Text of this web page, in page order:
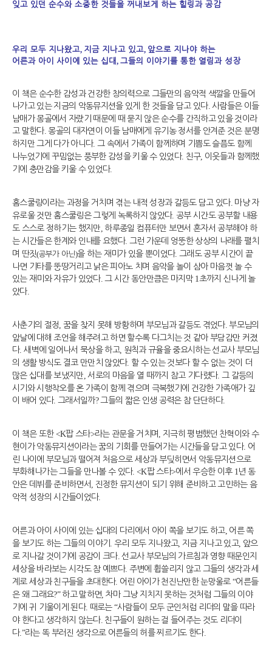
잊고 있던 순수와 소중한 것들을 꺼내보게 하는 힐링과 공감
우리 모두 지나왔고, 지금 지나고 있고, 앞으로 지나야 하는
어른과 아이 사이에 있는 십대 , 그들의 이야기를 통한 열림과 성장
이 책은 순수한 감성과 건강한 창의력으로 그들만의 음악적 색깔을 만들어
나가고 있는 지금의 악동뮤지션을 있게 한 것들을 담고 있다.사람들은 이들
남매가 몽골에서 자랐기 때문에 때 묻지 않은 순수를 간직하고 있을 것이라
고 말한다.몽골의 대자연이 이들 남매에게 유기농 정서를 안겨준 것은 분명
하지만 그게 다가 아니다.그 속에서 가족이 함께하며 기쁨도 슬픔도 함께
나누었기에 꾸밈없는 풍부한 감성을 키울 수 있었다. 친구, 이웃들과 함께했
기에 충만감을 키울 수 있었다.
홈스쿨링이라는 과정을 거치며 겪는 내적 성장과 갈등도 담고 있다. 마냥 자
유로울 것만 홈스쿨링은 그렇게 녹록하지 않았다.공부 시간도 공부할 내용
도 스스로 정하기는 했지만, 하루종일 컴퓨터만 보면서 혼자서 공부해야 하
는 시간들은 한계와 인내를 요했다. 그런 가운데 엉뚱한 상상의 나래를 펼치
며 딴짓(공부가 아닌)을 하는 재미가 있을 뿐이었다.그래도 공부 시간이 끝
나면 기타를 뚱땅거리고 낡은 피아노 치며 음악을 놀이 삼아 마음껏 놀 수
있는 재미와 자유가 있었다.그 시간 동안만큼은 마지막 1초까지 신나게 놀
았다.
사춘기의 절정,꿈을 찾지 못해 방황하며 부모님과 갈등도 겪었다.부모님의
앞날에 대해 조언을 해주려고 하면 할수록 다그치는 것 같아 부담감만 커졌
다.새벽에 일어나서 묵상을 하고, 원칙과 규율을 중요시하는 선교사 부모님
의 생활 방식도 결코 만만치 않았다. 할 수 있는 것보다 할 수 없는 것이 더
많은 십대를 보냈지만,서로의 마음을 열 때까지 참고 기다렸다.그 갈등의
시기와 시행착오를 온 가족이 함께 겪으며 극복했기에 건강한 가족애가 깊
이 배어 있다.그래서일까?그들의 짧은 인생 공력은 참 단단하다.
이 책은 또한 <K팝 스타>라는 관문을 거치며 , 지극히 평범했던 찬혁이와 수
현이가 악동뮤지션이라는 꿈의 기회를 만들어가는 시간들을 담고 있다. 어
린 나이에 부모님과 떨어져 처음으로 세상과 부딪히면서 악동뮤지션으로
부화해나가는 그들을 만나볼 수 있다. <K팝 스타>에서 우승한 이후 1년 동
안은 데뷔를 준비하면서 , 진정한 뮤지션이 되기 위해 준비하고 고민하는 음
악적 성장의 시간들이었다.
어른과 아이 사이에 있는 십대의 다리에서 아이 쪽을 보기도 하고, 어른 쪽
을 보기도 하는 그들의 이야기 .우리 모두 지나왔고, 지금 지나고 있고, 앞으
로 지나갈 것이기에 공감이 크다.선교사 부모님의 가르침과 영향 때문인지
세상을 바라보는 시각도 참 예쁘다. 주변에 휩쓸리지 않고 그들의 생각과 세
계로 세상과 친구들을 초대한다. 어린 아이가 천진난만한 눈망울로“어른들
은 왜 그래요?” 하고 말하면,차마 그냥 지치지 못하는 것처럼 그들의 이야
기에 귀 기울이게 된다. 때로는“사람들이 모두 군인처럼 리더의 말을 따라
야 한다고 생각하지 않는다. 친구들이 원하는 걸 들어주는 것도 리더이
다.”라는 똑 부러진 생각으로 어른들의 허를 찌르기도 한다.